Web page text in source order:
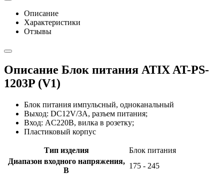
Описание
Характеристики
Отзывы
Описание Блок питания ATIX AT-PS-
1203P (V1)
Блок питания импульсный, одноканальный
Выход: DC12V/3А, разъем питания;
Вход: AC220В, вилка в розетку;
Пластиковый корпус
Тип изделия
Блок питания
Диапазон входного напряжения,
В
175 - 245